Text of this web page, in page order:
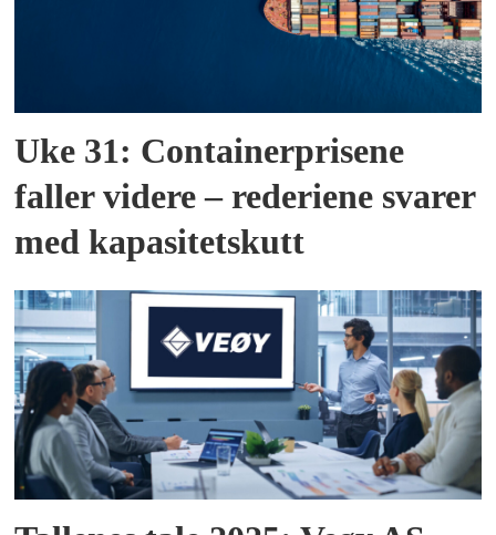
Uke 31: Containerprisene
faller videre – rederiene svarer
med kapasitetskutt